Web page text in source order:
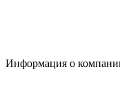
Информация о